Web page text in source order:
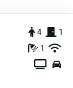
4
1
1